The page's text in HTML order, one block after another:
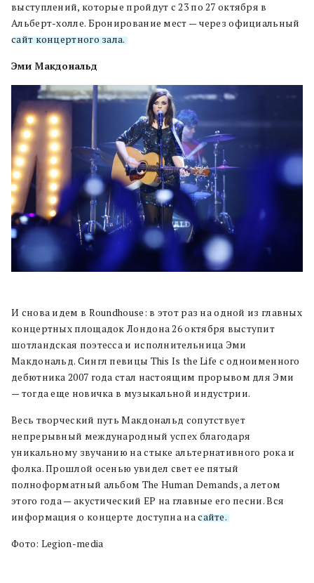
выступлений, которые пройдут с 23 по 27 октября в
Альберт-холле. Бронирование мест — через официальный
сайт концертного зала.
Эми Макдональд
И снова идем в Roundhouse: в этот раз на одной из главных
концертных площадок Лондона 26 октября выступит
шотландская поэтесса и исполнительница Эми
Макдональд. Сингл певицы This Is the Life с одноименного
дебютника 2007 года стал настоящим прорывом для Эми
— тогда еще новичка в музыкальной индустрии.
Весь творческий путь Макдональд сопутствует
непрерывный международный успех благодаря
уникальному звучанию на стыке альтернативного рока и
фолка. Прошлой осенью увидел свет ее пятый
полноформатный альбом The Human Demands, а летом
этого года — акустический EP на главные его песни. Вся
информация о концерте доступна насайте.
Фото: Legion-media